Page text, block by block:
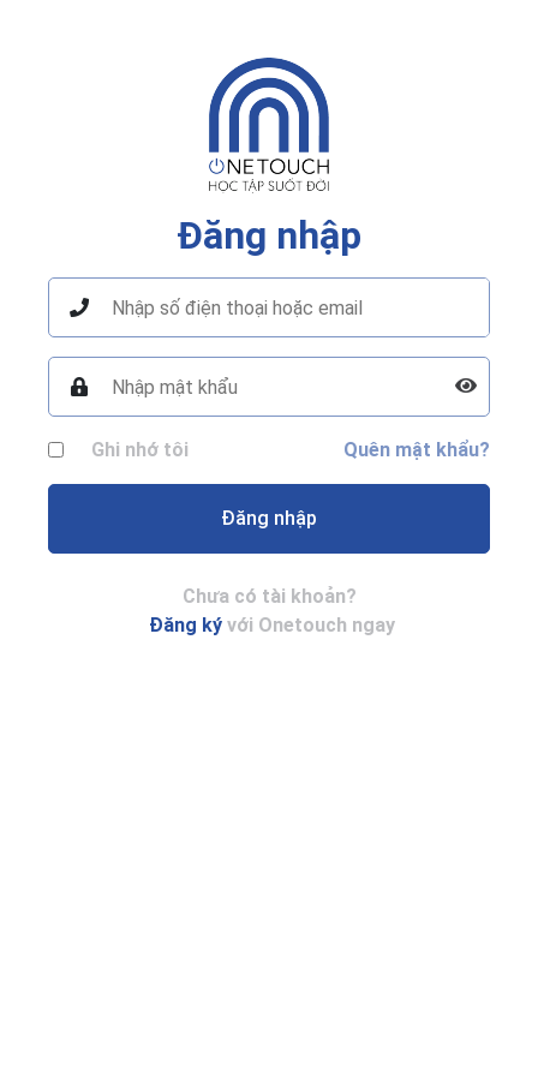
Đăng nhập
Ghi nhớ tôi Quên mật khẩu?
Đăng nhập
Chưa có tài khoản?
Đăng ký với Onetouch ngay